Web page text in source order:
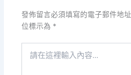
發佈留言必須填寫的電子郵件地
位標示為 *